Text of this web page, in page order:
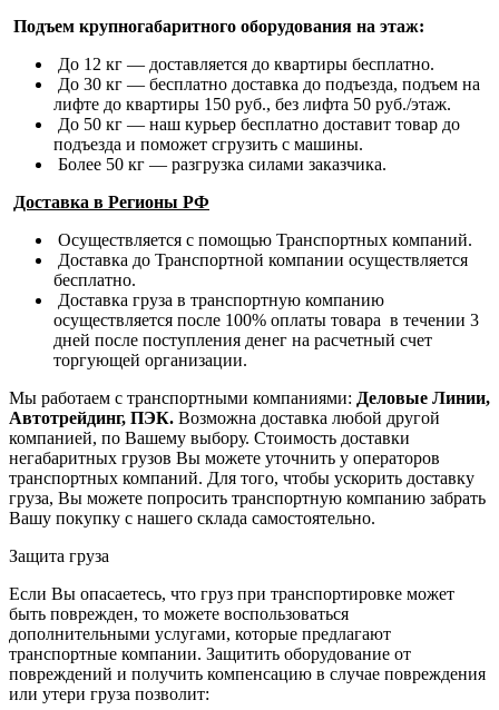
Подъем крупногабаритного оборудования на этаж:
До 12 кг — доставляется до квартиры бесплатно.
До 30 кг — бесплатно доставка до подъезда, подъем на
лифте до квартиры 150 руб., без лифта 50 руб./этаж.
До 50 кг — наш курьер бесплатно доставит товар до
подъезда и поможет сгрузить с машины.
Более 50 кг — разгрузка силами заказчика.
Доставка в Регионы РФ
Осуществляется с помощью Транспортных компаний.
Доставка до Транспортной компании осуществляется
бесплатно.
Доставка груза в транспортную компанию
осуществляется после 100% оплаты товара в течении 3
дней после поступления денег на расчетный счет
торгующей организации.
Мы работаем с транспортными компаниями: Деловые Линии,
Автотрейдинг, ПЭК. Возможна доставка любой другой
компанией, по Вашему выбору. Стоимость доставки
негабаритных грузов Вы можете уточнить у операторов
транспортных компаний. Для того, чтобы ускорить доставку
груза, Вы можете попросить транспортную компанию забрать
Вашу покупку с нашего склада самостоятельно.
Защита груза
Если Вы опасаетесь, что груз при транспортировке может
быть поврежден, то можете воспользоваться
дополнительными услугами, которые предлагают
транспортные компании. Защитить оборудование от
повреждений и получить компенсацию в случае повреждения
или утери груза позволит: